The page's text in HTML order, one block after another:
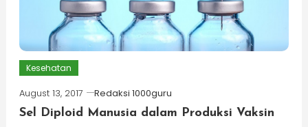
Kesehatan
August 13, 2017
Redaksi 1000guru
Sel Diploid Manusia dalam Produksi Vaksin